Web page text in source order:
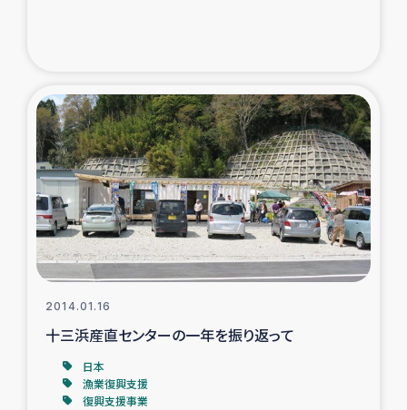
コーヒー生産者支援
アイナロ県マウベシ郡でのコーヒー畑改善事業
ベイルート大規模爆発被災者支援
女性の生計向上支援
アグロフォレストリー（カカオ）事業
2014.01.16
十三浜産直センターの一年を振り返って
日本
漁業復興支援
復興支援事業